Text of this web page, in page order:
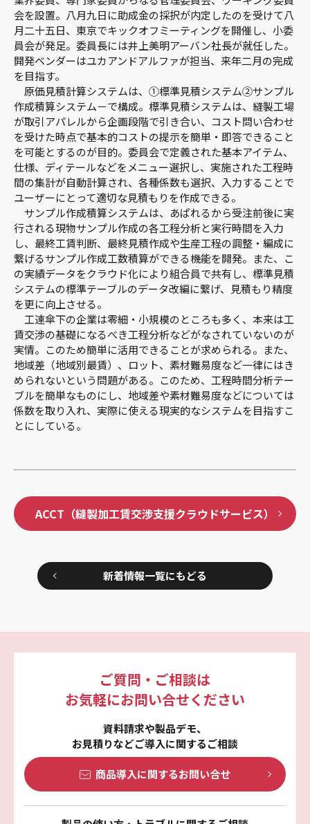
会を設置。八月九日に助成金の採択が内定したのを受けて八
月二十五日、東京でキックオフミーティングを開催し、小委
員会が発足。委員長には井上美明アーバン社長が就任した。
開発ベンダーはユカアンドアルファが担当、来年二月の完成
を目指す。
原価見積計算システムは、①標準見積システム②サンプル
作成積算システム－で構成。標準見積システムは、縫製工場
が取引アパレルから企画段階で引き合い、コスト問い合わせ
を受けた時点で基本的コストの提示を簡単・即答できること
を可能とするのが目的。委員会で定義された基本アイテム、
仕様、ディテールなどをメニュー選択し、実施された工程時
間の集計が自動計算され、各種係数も選択、入力することで
ユーザーにとって適切な見積もりを作成できる。
サンプル作成積算システムは、あぱれるから受注前後に実
行される現物サンプル作成の各工程分析と実行時間を入力
し、最終工賃判断、最終見積作成や生産工程の調整・編成に
繋げるサンプル作成工数積算ができる機能を開発。また、こ
の実績データをクラウド化により組合員で共有し、標準見積
システムの標準テーブルのデータ改編に繋げ、見積もり精度
を更に向上させる。
工連傘下の企業は零細・小規模のところも多く、本来は工
賃交渉の基礎になるべき工程分析などがなされていないのが
実情。このため簡単に活用できることが求められる。また、
地域差（地域別最賃）、ロット、素材難易度など一律にはき
められないという問題がある。このため、工程時間分析テー
ブルを簡単なものにし、地域差や素材難易度などについては
係数を取り入れ、実際に使える現実的なシステムを目指すこ
とにしている。
ACCT（縫製加工賃交渉支援クラウドサービス）
新着情報一覧にもどる
ご質問・ご相談は
お気軽にお問い合せください
資料請求や製品デモ、
お見積りなどご導入に関するご相談
商品導入に関するお問い合せ